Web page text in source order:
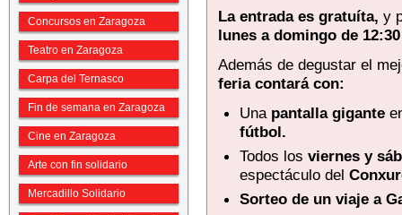
Concursos en Zaragoza
Teatro en Zaragoza
Carpa del Ternasco
Fin de semana en Zaragoza
Cine en Zaragoza
Arte con fin solidario
Mercadillo Solidario
La entrada es gratuíta, y
lunes a domingo de
Además de degustar el
feria contará con:
Una pantalla gigante
fútbol.
Todos los viernes y
espectáculo del
Sorteo de un viaje a